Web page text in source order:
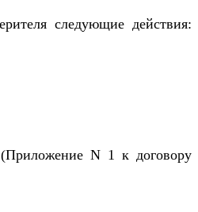
следующие действия:
(Приложение N 1 к договору